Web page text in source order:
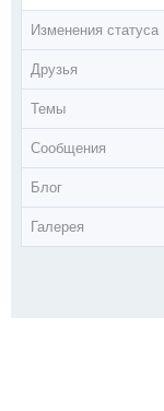
Изменения статуса
Друзья
Темы
Сообщения
Блог
Галерея